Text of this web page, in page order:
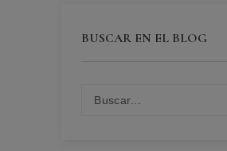
BUSCAR EN EL BLOG